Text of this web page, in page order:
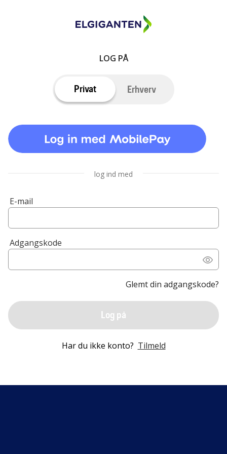
LOG PÅ
Privat Erhverv
log ind med
E-mail
Adgangskode
Glemt din adgangskode?
Log på
Har du ikke konto? Tilmeld